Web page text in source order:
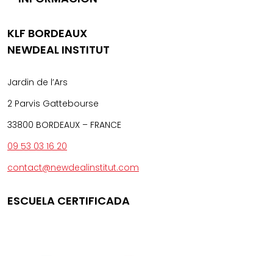
KLF BORDEAUX
NEWDEAL INSTITUT
Jardin de l’Ars
2 Parvis Gattebourse
33800 BORDEAUX – FRANCE
09 53 03 16 20
contact@newdealinstitut.com
ESCUELA CERTIFICADA